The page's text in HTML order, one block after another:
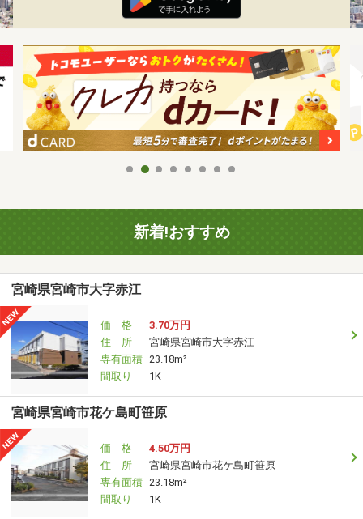
新着!おすすめ
宮崎県宮崎市大字赤江
価 格
3.70万円
住 所
宮崎県宮崎市大字赤江
専有面積 23.18m²
間取り
1K
宮崎県宮崎市花ケ島町笹原
価 格
4.50万円
住 所
宮崎県宮崎市花ケ島町笹原
専有面積 23.18m²
間取り
1K